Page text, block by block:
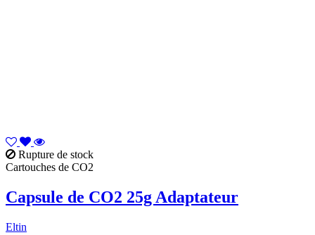
Rupture de stock
Cartouches de CO2
Capsule de CO2 25g Adaptateur
Eltin